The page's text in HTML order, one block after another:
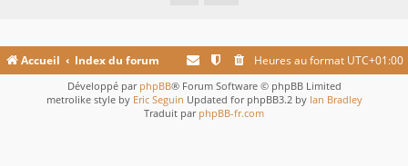
r
Accueil Index du forum Heures au format UTC+01:00
Développé par phpBB® Forum Software © phpBB Limited
metrolike style by Eric Seguin Updated for phpBB3.2 by Ian Bradley
Traduit par phpBB-fr.com